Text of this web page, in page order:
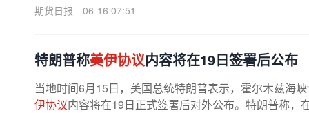
期货日报
06-16 07:51
特朗普称美伊协议内容将在19日签署后公布
当地时间6月15日，美国总统特朗普表示，霍尔木兹海
伊协议内容将在19日正式签署后对外公布。特朗普称